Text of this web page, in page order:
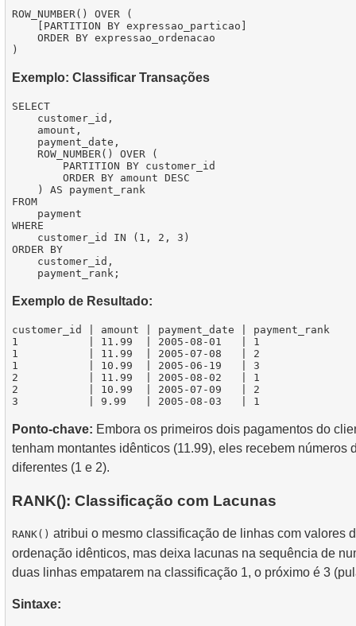
ROW_NUMBER() OVER (
    [PARTITION BY expressao_particao]
    ORDER BY expressao_ordenacao
Exemplo: Classificar Transações
SELECT
    customer_id,
    amount,
    payment_date,
    ROW_NUMBER() OVER (
        PARTITION BY customer_id
        ORDER BY amount DESC
    ) AS payment_rank
FROM
    payment
WHERE
    customer_id IN (1, 2, 3)
ORDER BY
    customer_id,
Exemplo de Resultado:
customer_id | amount | payment_date | payment_rank
1           | 11.99  | 2005-08-01   | 1
1           | 11.99  | 2005-07-08   | 2
1           | 10.99  | 2005-06-19   | 3
2           | 11.99  | 2005-08-02   | 1
2           | 10.99  | 2005-07-09   | 2
Ponto-chave: Embora os primeiros dois pagamentos do
tenham montantes idênticos (11.99), eles recebem números
diferentes (1 e 2).
RANK(): Classificação com Lacunas
RANK() atribui o mesmo classificação de linhas com valores
ordenação idênticos, mas deixa lacunas na sequência de
duas linhas empatarem na classificação 1, o próximo é 3
Sintaxe: